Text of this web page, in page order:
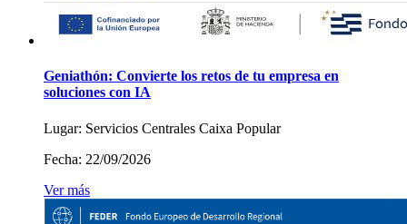
Geniathón: Convierte los retos de tu empresa en
soluciones con IA
Lugar: Servicios Centrales Caixa Popular
Fecha: 22/09/2026
Ver más